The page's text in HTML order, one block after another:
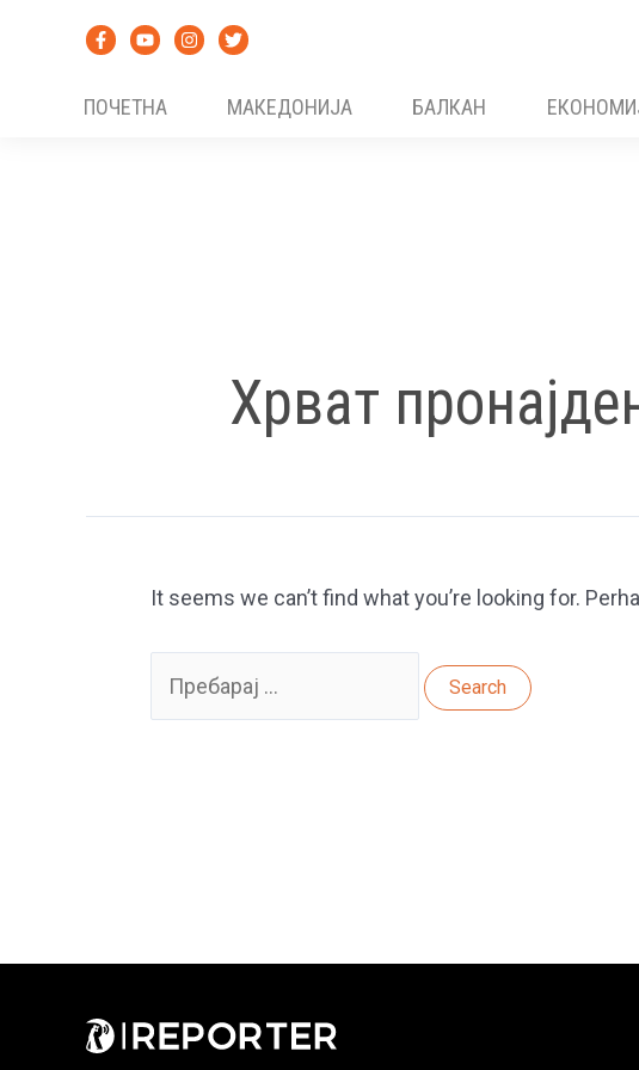
ПОЧЕТНА
МАКЕДОНИЈА БАЛКАН
Хрват
It seems we can’t find what you’re looking for.
for: